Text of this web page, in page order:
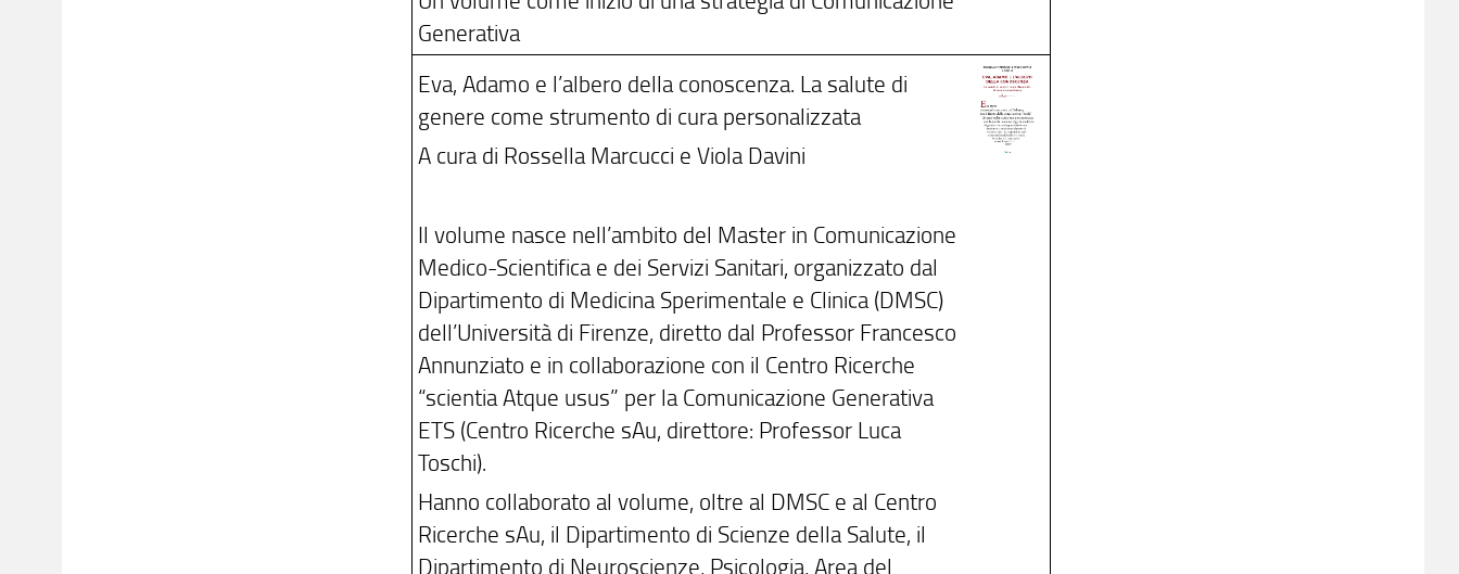
Generativa
Eva, Adamo e l’albero della conoscenza. La salute di
genere come strumento di cura personalizzata
A cura di Rossella Marcucci e Viola Davini
Il volume nasce nell’ambito del Master in Comunicazione
Medico-Scientifica e dei Servizi Sanitari, organizzato dal
Dipartimento di Medicina Sperimentale e Clinica (DMSC)
dell’Università di Firenze, diretto dal Professor Francesco
Annunziato e in collaborazione con il Centro Ricerche
“scientia Atque usus” per la Comunicazione Generativa
ETS (Centro Ricerche sAu, direttore: Professor Luca
Toschi).
Hanno collaborato al volume, oltre al DMSC e al Centro
Ricerche sAu, il Dipartimento di Scienze della Salute, il
Dipartimento di Neuroscienze, Psicologia, Area del